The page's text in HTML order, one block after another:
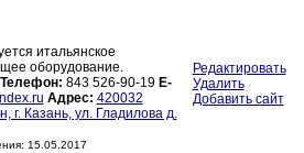
итальянское
оборудование.
Телефон: 843 526-90-19 E-
Адрес: 420032
г. Казань, ул. Гладилова д.
15.05.2017
Редактировать
Удалить
Добавить сайт